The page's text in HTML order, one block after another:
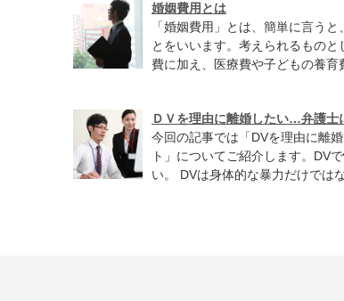
婚姻費用とは
「婚姻費用」とは、簡単に言う
とをいいます。考えられるもの
費に加え、医療費や子どもの養育
ＤＶを理由に離婚したい…弁護士
今回の記事では「DVを理由に離
ト」についてご紹介します。DV
い。 DVは身体的な暴力だけではな